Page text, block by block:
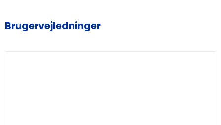
Brugervejledninger